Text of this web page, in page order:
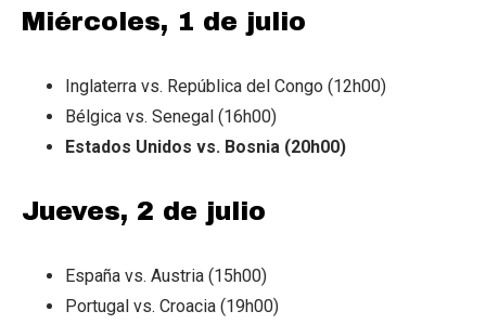
Miércoles, 1 de julio
Inglaterra vs. República del Congo (12h00)
Bélgica vs. Senegal (16h00)
Estados Unidos vs. Bosnia (20h00)
Jueves, 2 de julio
España vs. Austria (15h00)
Portugal vs. Croacia (19h00)